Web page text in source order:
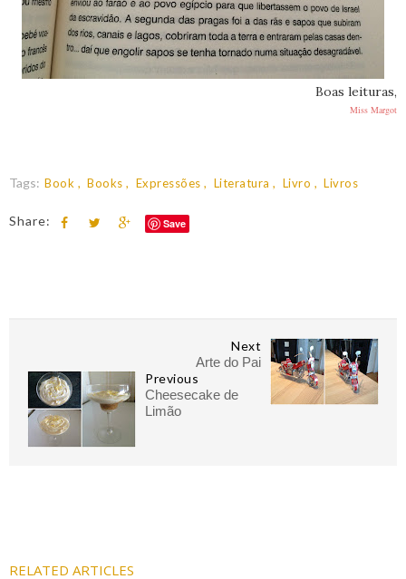
Boas leituras,
Miss Margot
Tags: Book Books Expressões Literatura Livro Livros
Share: Save
Next
Arte do Pai
Previous
Cheesecake de
Limão
RELATED ARTICLES